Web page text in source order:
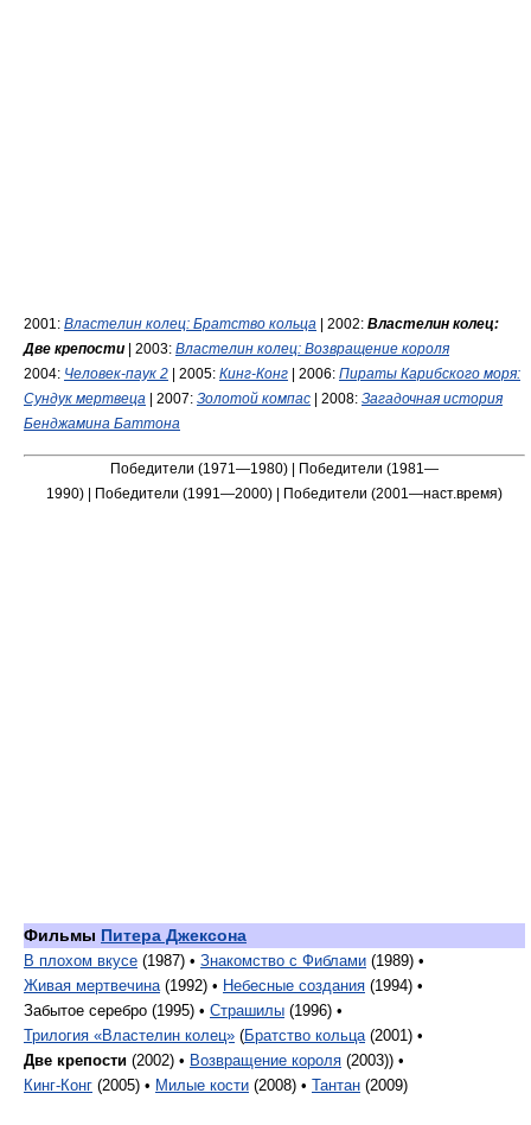
2001: Властелин колец: Братство кольца | 2002: Властелин колец:
Две крепости | 2003: Властелин колец: Возвращение короля
2004: Человек-паук 2 | 2005: Кинг-Конг | 2006: Пираты Карибского моря:
Сундук мертвеца | 2007: Золотой компас | 2008: Загадочная история
Бенджамина Баттона
Победители (1971—1980) | Победители (1981—
1990) | Победители (1991—2000) | Победители (2001—наст.время)
Фильмы Питера Джексона
В плохом вкусе (1987) • Знакомство с Фиблами (1989) •
Живая мертвечина (1992) • Небесные создания (1994) •
Забытое серебро (1995) • Страшилы (1996) •
Трилогия «Властелин колец» (Братство кольца (2001) •
Две крепости (2002) • Возвращение короля (2003)) •
Кинг-Конг (2005) • Милые кости (2008) • Тантан (2009)